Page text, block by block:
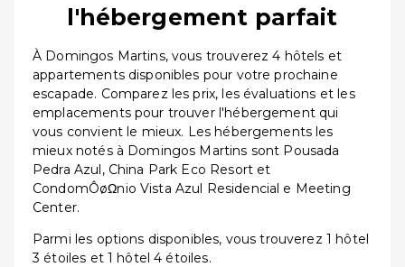
l'hébergement parfait
À Domingos Martins, vous trouverez 4 hôtels et
appartements disponibles pour votre prochaine
escapade. Comparez les prix, les évaluations et les
emplacements pour trouver l'hébergement qui
vous convient le mieux. Les hébergements les
mieux notés à Domingos Martins sont Pousada
Pedra Azul, China Park Eco Resort et
CondomÔøΩnio Vista Azul Residencial e Meeting
Center.
Parmi les options disponibles, vous trouverez 1 hôtel
3 étoiles et 1 hôtel 4 étoiles.